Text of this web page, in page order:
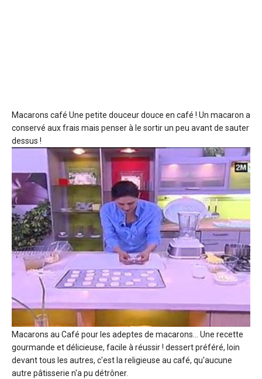
Macarons café Une petite douceur douce en café ! Un macaron a
conservé aux frais mais penser à le sortir un peu avant de sauter
dessus !
Macarons au Café pour les adeptes de macarons... Une recette
gourmande et délicieuse, facile à réussir ! dessert préféré, loin
devant tous les autres, c'est la religieuse au café, qu'aucune
autre pâtisserie n'a pu détrôner.